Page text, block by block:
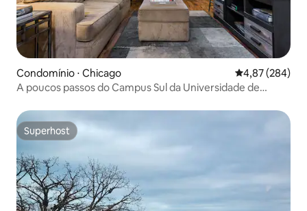
Condomínio ⋅ Chicago 4,87 de uma
4,87 (284)
A poucos passos do Campus Sul da Universidade de
Superhost
Superhost